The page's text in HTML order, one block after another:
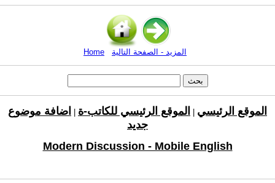
Home المزيد - الصفحة التالية
الموقع الرئيسي الموقع الرئيسي للكاتب-ة
اضافة موضوع
جديد
Modern Discussion - Mobile English